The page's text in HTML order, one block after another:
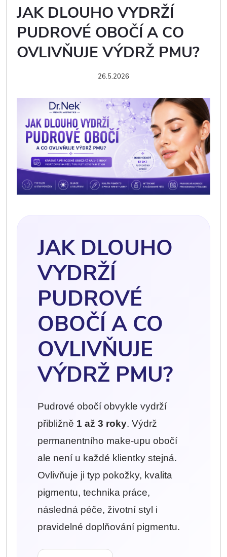
JAK DLOUHO VYDRŽÍ
PUDROVÉ OBOČÍ A CO
OVLIVŇUJE VÝDRŽ PMU?
26.5.2026
JAK DLOUHO
VYDRŽÍ
PUDROVÉ
OBOČÍ A CO
OVLIVŇUJE
VÝDRŽ PMU?
Pudrové obočí obvykle vydrží
přibližně 1 až 3 roky. Výdrž
permanentního make-upu obočí
ale není u každé klientky stejná.
Ovlivňuje ji typ pokožky, kvalita
pigmentu, technika práce,
následná péče, životní styl i
pravidelné doplňování pigmentu.